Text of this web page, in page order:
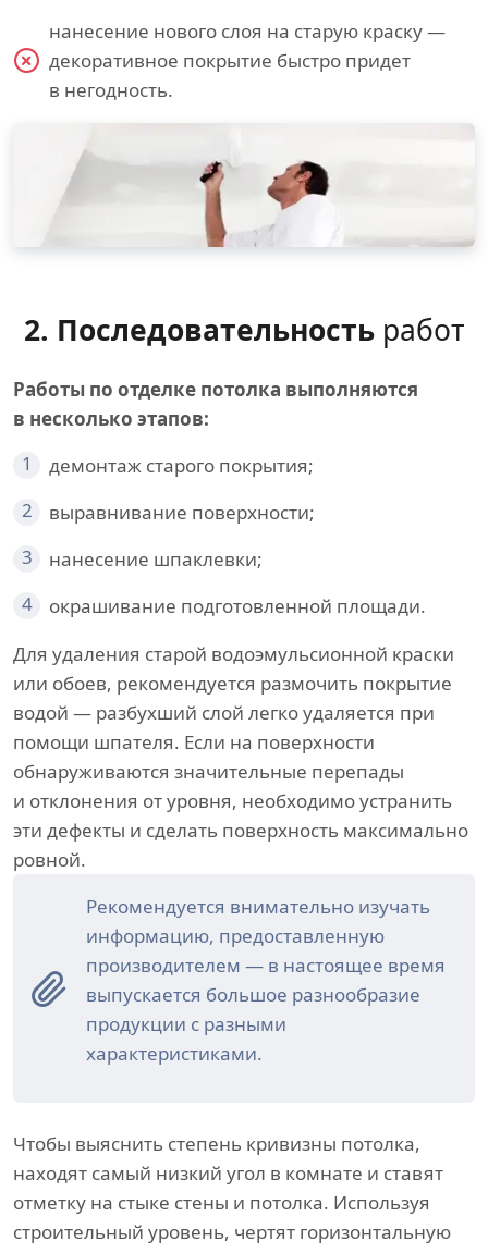
нанесение нового слоя на старую краску —
декоративное покрытие быстро придет
в негодность.
2. Последовательностьработ
Работы по отделке потолка выполняются
в несколько этапов:
1
демонтаж старого покрытия;
2
выравнивание поверхности;
3
нанесение шпаклевки;
4
окрашивание подготовленной площади.
Для удаления старой водоэмульсионной краски
или обоев, рекомендуется размочить покрытие
водой — разбухший слой легко удаляется при
помощи шпателя. Если на поверхности
обнаруживаются значительные перепады
и отклонения от уровня, необходимо устранить
эти дефекты и сделать поверхность максимально
ровной.
Рекомендуется внимательно изучать
информацию, предоставленную
производителем — в настоящее время
выпускается большое разнообразие
продукции с разными
характеристиками.
Чтобы выяснить степень кривизны потолка,
находят самый низкий угол в комнате и ставят
отметку на стыке стены и потолка. Используя
строительный уровень, чертят горизонтальную